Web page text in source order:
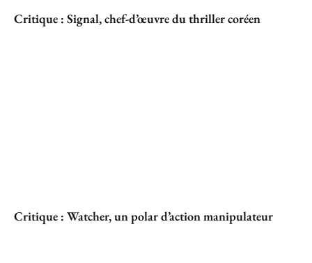
Critique : Signal, chef-d’œuvre du thriller coréen
Critique : Watcher, un polar d’action manipulateur